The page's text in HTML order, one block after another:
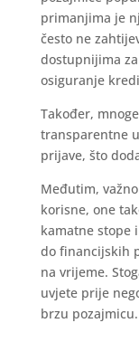
primanjima je
često ne
dostupnijima
osiguranje
Također,
transparentne
prijave, što
Međutim,
korisne, one
kamatne stope
do financijskih
na vrijeme.
uvjete prije
brzu pozajmicu.